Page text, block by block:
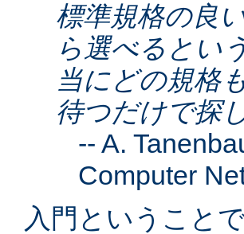
標準規格の良
ら選べるとい
当にどの規格
待つだけで探
-- A.
Computer
入門ということ